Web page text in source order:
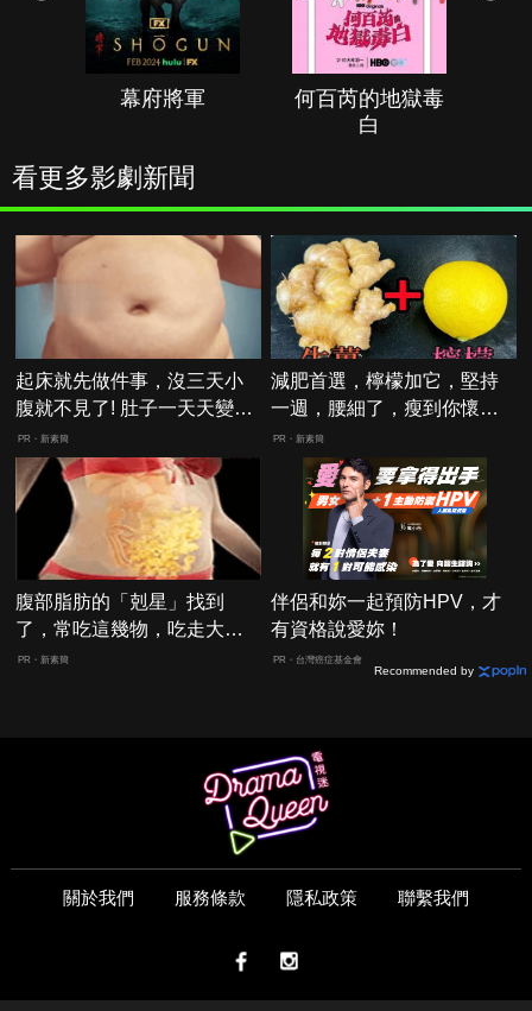
幕府將軍
何百芮的地獄毒
白
看更多影劇新聞
起床就先做件事，沒三天小
腹就不見了! 肚子一天天變
小！
PR・新素簡
減肥首選，檸檬加它，堅持
一週，腰細了，瘦到你懷疑
人生
PR・新素簡
腹部脂肪的「剋星」找到
了，常吃這幾物，吃走大肚
囊，瘦出小蠻腰
PR・新素簡
伴侶和妳一起預防HPV，才
有資格說愛妳！
PR・台灣癌症基金會
Recommended by
關於我們 服務條款 隱私政策 聯繫我們